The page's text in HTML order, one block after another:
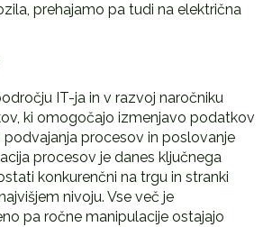
prehajamo pa tudi na električna
IT-ja in v razvoj naročniku
ki omogočajo izmenjavo podatkov
procesov in poslovanje
procesov je danes ključnega
konkurenčni na trgu in stranki
nivoju. Vse več je
pa ročne manipulacije ostajajo